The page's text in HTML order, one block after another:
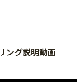
ング説明動画